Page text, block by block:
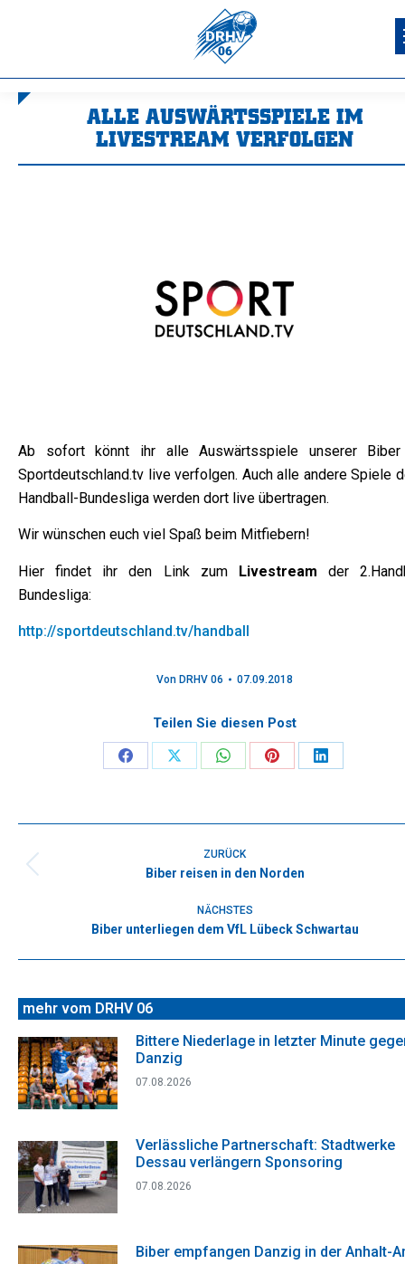
ALLE AUSWÄRTSSPIELE IM
LIVESTREAM VERFOLGEN
Ab sofort könnt ihr alle Auswärtsspiele unserer
Sportdeutschland.tv live verfolgen. Auch alle andere Spiele
Handball-Bundesliga werden dort live übertragen.
Wir wünschen euch viel Spaß beim Mitfiebern!
Hier findet ihr den Link zum Livestream der
Bundesliga:
http://sportdeutschland.tv/handball
Von DRHV 06 07.09.2018
Teilen Sie diesen Post
Share
Facebook
Share
X
Share
WhatsApp
Share
Pinterest
Share
LinkedIn
ZURÜCK
Vorheriger
Biber reisen in den Norden
NÄCHSTES
Nächster
Biber unterliegen dem VfL Lübeck Schwartau
mehr vom DRHV 06
Bittere Niederlage in letzter Minute
Danzig
07.08.2026
Verlässliche Partnerschaft: Stadtwerke
Dessau verlängern Sponsoring
07.08.2026
Biber empfangen Danzig in der Anhalt-